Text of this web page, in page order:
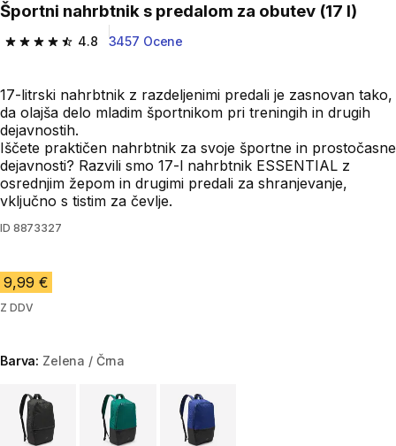
Športni nahrbtnik s predalom za obutev (17 l)
4.8
4.8 od 5 zvezdic from 3457 ocene
3457 Ocene
17-litrski nahrbtnik z razdeljenimi predali je zasnovan tako,
da olajša delo mladim športnikom pri treningih in drugih
dejavnostih.
Iščete praktičen nahrbtnik za svoje športne in prostočasne
dejavnosti? Razvili smo 17-l nahrbtnik ESSENTIAL z
osrednjim žepom in drugimi predali za shranjevanje,
vključno s tistim za čevlje.
ID 8873327
9,99 €
Z DDV
Barva: Zelena / Črna
Choose a variant